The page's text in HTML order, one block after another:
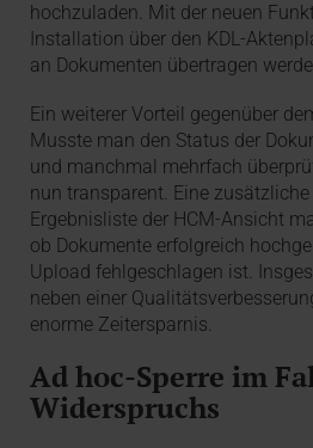
hochzuladen. Mit der neuen
Installation über den KDL-
an Dokumenten übertragen
Ein weiterer Vorteil gegenüber
Musste man den Status der
und manchmal mehrfach
nun transparent. Eine
Ergebnisliste der HCM-Ansicht
ob Dokumente erfolgreich
Upload fehlgeschlagen ist.
neben einer
enorme Zeitersparnis.
Ad hoc-Sperre im
Widerspruchs